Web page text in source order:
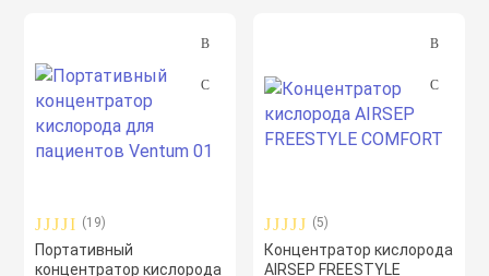
(19)
Портативный
концентратор кислорода
(5)
Концентратор кислорода
AIRSEP FREESTYLE